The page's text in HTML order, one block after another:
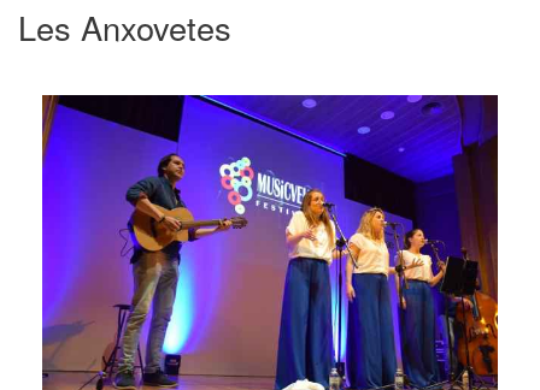
Les Anxovetes